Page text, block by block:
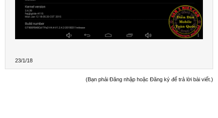
23/1/18
(Bạn phải Đăng nhập hoặc Đăng ký để trả lời bài viết.)